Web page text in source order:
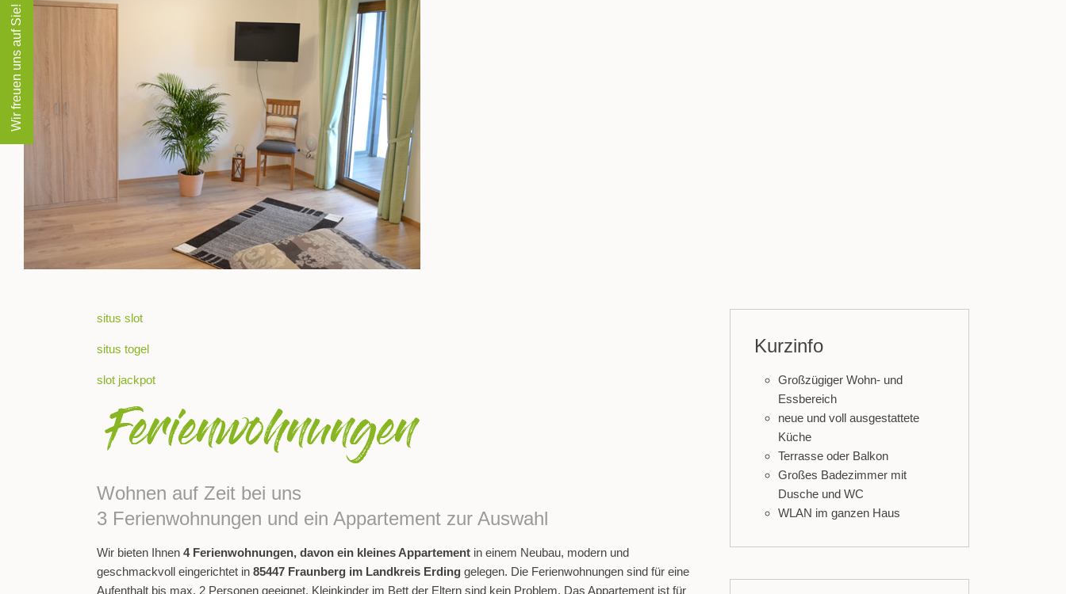
Wir freuen uns auf Sie!
situs slot
situs togel
slot jackpot
Wohnen auf Zeit bei uns
3 Ferienwohnungen und ein Appartement zur Auswahl
Wir bieten Ihnen 4 Ferienwohnungen, davon ein kleines Appartement in einem Neubau, modern und
geschmackvoll eingerichtet in 85447 Fraunberg im Landkreis Erding gelegen. Die Ferienwohnungen sind für eine
Aufenthalt bis max. 2 Personen geeignet. Kleinkinder im Bett der Eltern sind kein Problem. Das Appartement ist für
Kurzinfo
Großzügiger Wohn- und
Essbereich
neue und voll ausgestattete
Küche
Terrasse oder Balkon
Großes Badezimmer mit
Dusche und WC
WLAN im ganzen Haus